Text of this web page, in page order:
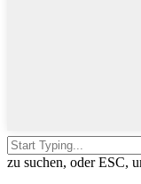
zu suchen, oder ESC,